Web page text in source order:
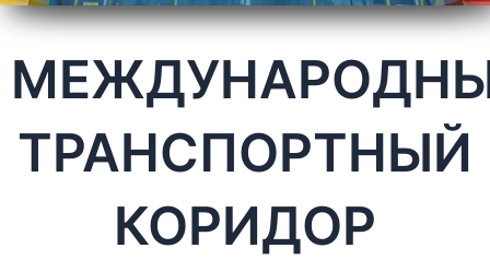
ТРАНСПОРТНЫЙ
КОРИДОР